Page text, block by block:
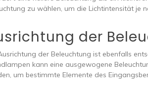
zu wählen, um die Lichtintensität je
der
der Beleuchtung ist ebenfalls
kann eine ausgewogene
um bestimmte Elemente des